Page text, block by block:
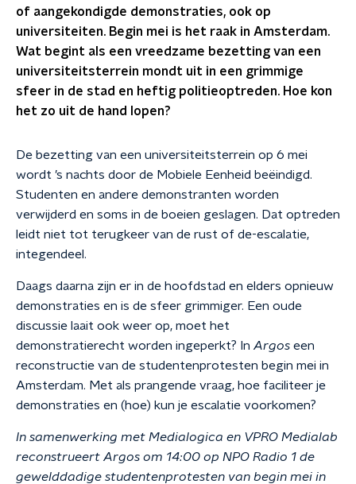
of aangekondigde demonstraties, ook op
universiteiten. Begin mei is het raak in Amsterdam.
Wat begint als een vreedzame bezetting van een
universiteitsterrein mondt uit in een grimmige
sfeer in de stad en heftig politieoptreden. Hoe kon
het zo uit de hand lopen?
De bezetting van een universiteitsterrein op 6 mei
wordt ’s nachts door de Mobiele Eenheid beëindigd.
Studenten en andere demonstranten worden
verwijderd en soms in de boeien geslagen. Dat optreden
leidt niet tot terugkeer van de rust of de-escalatie,
integendeel.
Daags daarna zijn er in de hoofdstad en elders opnieuw
demonstraties en is de sfeer grimmiger. Een oude
discussie laait ook weer op, moet het
demonstratierecht worden ingeperkt? In Argos een
reconstructie van de studentenprotesten begin mei in
Amsterdam. Met als prangende vraag, hoe faciliteer je
demonstraties en (hoe) kun je escalatie voorkomen?
In samenwerking met Medialogica en VPRO Medialab
reconstrueert Argos om 14:00 op NPO Radio 1 de
gewelddadige studentenprotesten van begin mei in